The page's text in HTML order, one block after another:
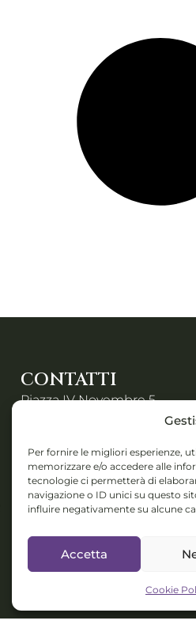
Per fornire le migliori esperienze,
memorizzare e/o accedere alle
tecnologie ci permetterà di
navigazione o ID unici su questo
influire negativamente su alcune
Accetta
Cookie
CONTATTI
Piazza IV Novembre 5,
Email:
Collabs: Disponibile per
progetti interculturali,
festival e talent
management